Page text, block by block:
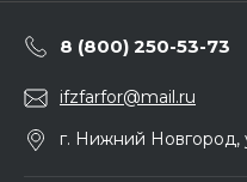
8 (800) 250-53-73
ifzfarfor@mail.ru
г. Нижний Новгород,